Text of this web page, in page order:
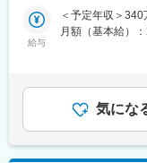
（2）社会貢献
（3）様々な業界
https://
■採用サイト内動
■具体的には：
◎当社製品のおす
といった形で、
※飛び込み営業
メインで扱う商
給与
＜予定年収＞
月額（基本給）
経験やスキルを
給：年1回■賞与
考を通じて上下
めた表記です。
気にな